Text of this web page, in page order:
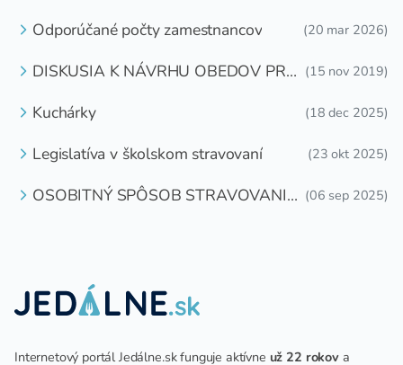
Odporúčané počty zamestnancov (20 mar 2026)
DISKUSIA K NÁVRHU OBEDOV PRE
(15 nov 2019)
Kuchárky (18 dec 2025)
Legislatíva v školskom stravovaní (23 okt 2025)
OSOBITNÝ SPÔSOB STRAVOVANIA (06 sep 2025)
Internetový portál Jedálne.sk funguje aktívne už 22 rokova